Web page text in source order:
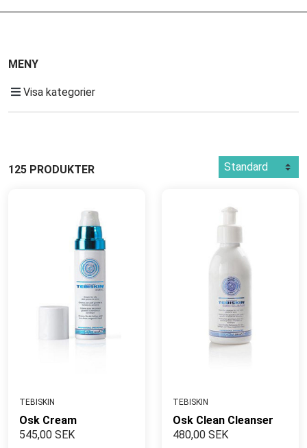
MENY
Visa kategorier
125 PRODUKTER
TEBISKIN
Osk Cream
545,00 SEK
TEBISKIN
Osk Clean Cleanser
480,00 SEK